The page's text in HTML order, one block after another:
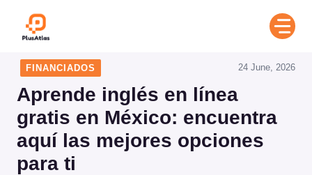
FINANCIADOS
Aprende inglés en línea
gratis en México: encuentra
aquí las mejores opciones
para ti
24 June, 2026